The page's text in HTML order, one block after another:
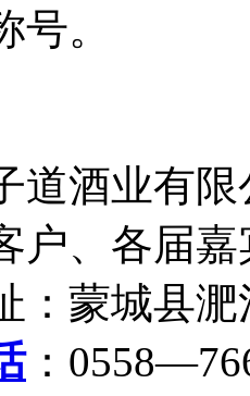
。
酒业有限
户、各届
蒙城县淝
：